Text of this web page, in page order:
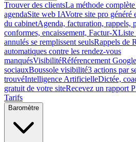
Trouver des clientsLa méthode
agendaSite web IAVotre site pro généré
du cabinetAgenda, facturation, rappels,
conformes, encaissement, Factur-XListe
annulés se remplissent seulsRappels de
automatiques contre les rendez-vous
manquésVisibilitéRéférencement
sociauxBoussole visibilité3 actions par
trouvéIntelligence ArtificielleDictée,
gratuit de votre siteRecevez un rapport
Tarifs
Baromètre